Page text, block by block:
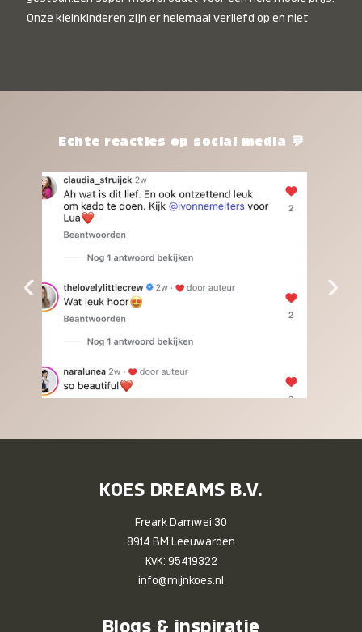
Onze kleinkinderen zijn er helemaal verliefd op en niet
het waard.Echte reacties op social media 💬
‹ ›
KOES DREAMS B.V.
Freark Damwei 30
8914 BM Leeuwarden
KvK: 95419322
info@mijnkoes.nl
Blogs & inspiratie